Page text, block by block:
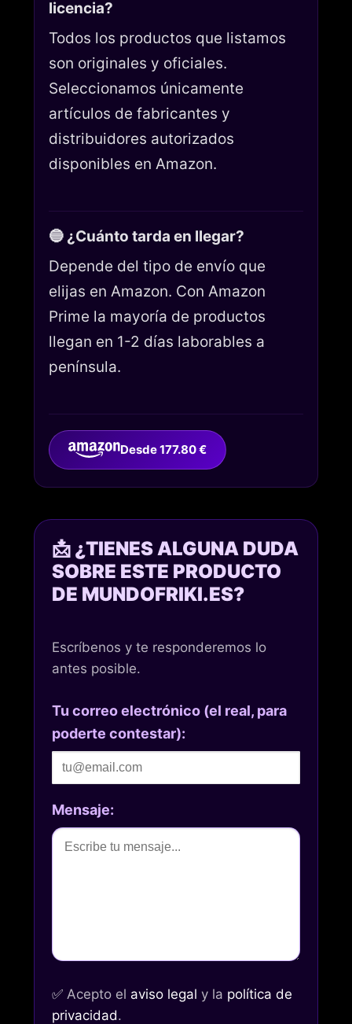
licencia?
Todos los productos que listamos
son originales y oficiales.
Seleccionamos únicamente
artículos de fabricantes y
distribuidores autorizados
disponibles en Amazon.
🔵 ¿Cuánto tarda en llegar?
Depende del tipo de envío que
elijas en Amazon. Con Amazon
Prime la mayoría de productos
llegan en 1-2 días laborables a
península.
Desde 177.80 €
📩 ¿TIENES ALGUNA DUDA
SOBRE ESTE PRODUCTO
DE MUNDOFRIKI.ES?
Escríbenos y te responderemos lo
antes posible.
Tu correo electrónico (el real, para
poderte contestar):
Mensaje:
✅ Acepto el aviso legal y la política de
privacidad.